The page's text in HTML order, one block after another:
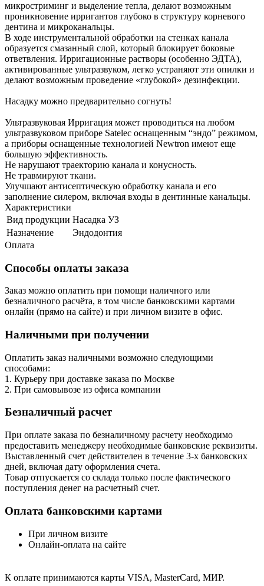
микростриминг и выделение тепла, делают возможным
проникновение ирригантов глубоко в структуру корневого
дентина и микроканальцы.
В ходе инструментальной обработки на стенках канала
образуется смазанный слой, который блокирует боковые
ответвления. Ирригационные растворы (особенно ЭДТА),
активированные ультразвуком, легко устраняют эти опилки и
делают возможным проведение «глубокой» дезинфекции.
Насадку можно предварительно согнуть!
Ультразвуковая Ирригация может проводиться на любом
ультразвуковом приборе Satelec оснащенным “эндо” режимом,
а приборы оснащенные технологией Newtron имеют еще
большую эффективность.
Не нарушают траекторию канала и конусность.
Не травмируют ткани.
Улучшают антисептическую обработку канала и его
заполнение силером, включая входы в дентинные канальцы.
Характеристики
Вид продукции Насадка УЗ
Назначение
Эндодонтия
Оплата
Способы оплаты заказа
Заказ можно оплатить при помощи наличного или
безналичного расчёта, в том числе банковскими картами
онлайн (прямо на сайте) и при личном визите в офис.
Наличными при получении
Оплатить заказ наличными возможно следующими
способами:
1. Курьеру при доставке заказа по Москве
2. При самовывозе из офиса компании
Безналичный расчет
При оплате заказа по безналичному расчету необходимо
предоставить менеджеру необходимые банковские реквизиты.
Выставленный счет действителен в течение 3-х банковских
дней, включая дату оформления cчета.
Товар отпускается со склада только после фактического
поступления денег на расчетный счет.
Оплата банковскими картами
При личном визите
Онлайн-оплата на сайте
К оплате принимаются карты VISA, MasterCard, МИР.